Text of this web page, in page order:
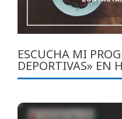
ESCUCHA MI
DEPORTIVAS» EN